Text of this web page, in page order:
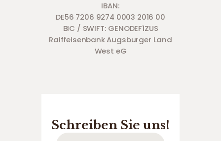
IBAN:
DE56 7206 9274 0003 2016 00
BIC / SWIFT: GENODEF1ZUS
Raiffeisenbank Augsburger Land
West eG
Schreiben Sie uns!